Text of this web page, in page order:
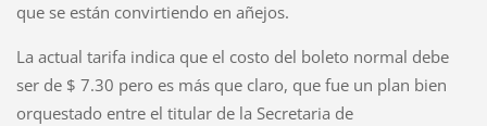
que se están convirtiendo en añejos.
La actual tarifa indica que el costo del boleto normal debe
ser de $ 7.30 pero es más que claro, que fue un plan bien
orquestado entre el titular de la Secretaria de